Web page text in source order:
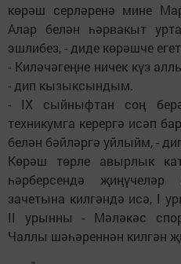
көрәш серләренә мине
Алар белән һәрвакыт
эшлибез, - диде көрәшче
- Киләчәгеңне ничек күз
- дип кызыксындым.
- IX сыйныфтан соң
техникумга керергә исәп
белән бәйләргә уйлыйм, -
Көрәш төрле авырлык
һәрберсендә
зачетына килгәндә исә, I
II урынны - Мәләкәс
Чаллы шәһәреннән килгән